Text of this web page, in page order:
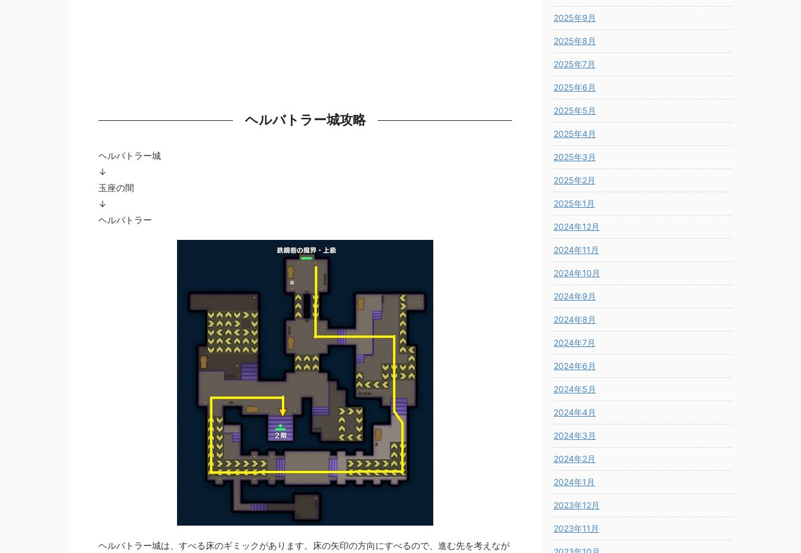
ヘルバトラー城攻略
ヘルバトラー城
↓
玉座の間
↓
ヘルバトラー
ヘルバトラー城は、すべる床のギミックがあります。床の矢印の方向にすべるので、進む先を考えなが
2025年9月
2025年8月
2025年7月
2025年6月
2025年5月
2025年4月
2025年3月
2025年2月
2025年1月
2024年12月
2024年11月
2024年10月
2024年9月
2024年8月
2024年7月
2024年6月
2024年5月
2024年4月
2024年3月
2024年2月
2024年1月
2023年12月
2023年11月